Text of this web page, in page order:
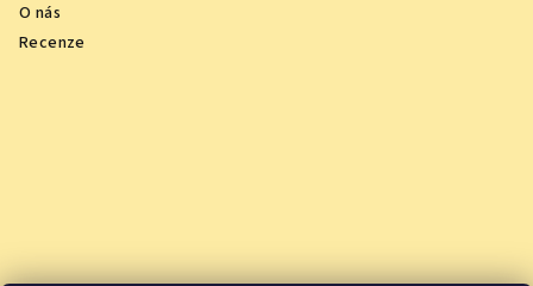
O nás
Recenze